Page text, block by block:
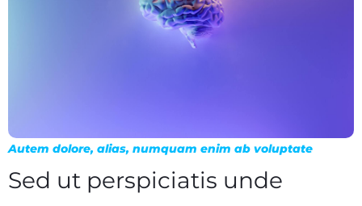
Autem dolore, alias, numquam enim ab voluptate
Sed ut perspiciatis unde